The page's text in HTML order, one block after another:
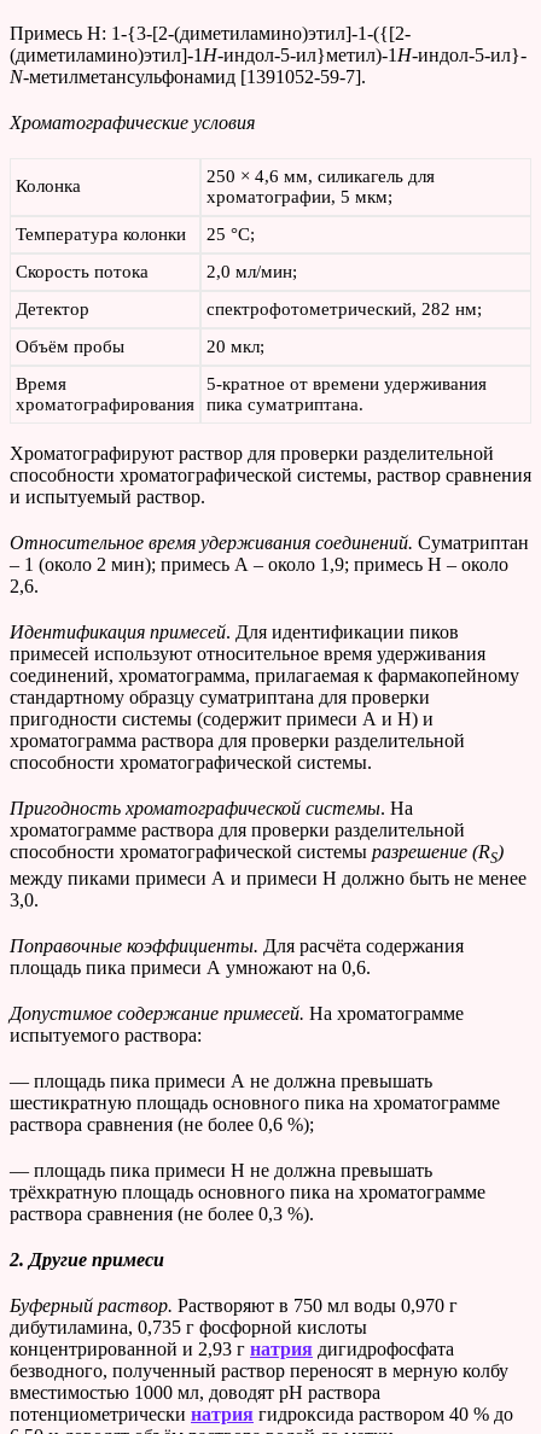
Примесь Н: 1-{3-[2-(диметиламино)этил]-1-({[2-
(диметиламино)этил]-1 H-индол-5-ил}метил)-1 H-индол-5-ил}-
N-метилметансульфонамид [1391052-59-7].
Хроматографические условия
Колонка
250 × 4,6 мм, силикагель для
хроматографии, 5 мкм;
Температура колонки
25 °С;
Скорость потока
2,0 мл/мин;
Детектор
спектрофотометрический, 282 нм;
Объём пробы
20 мкл;
Время
хроматографирования
5-кратное от времени удерживания
пика суматриптана.
Хроматографируют раствор для проверки разделительной
способности хроматографической системы, раствор сравнения
и испытуемый раствор.
Относительное время удерживания соединений. Суматриптан
– 1 (около 2 мин); примесь А – около 1,9; примесь Н – около
2,6.
Идентификация примесей. Для идентификации пиков
примесей используют относительное время удерживания
соединений, хроматограмма, прилагаемая к фармакопейному
стандартному образцу суматриптана для проверки
пригодности системы (содержит примеси А и Н) и
хроматограмма раствора для проверки разделительной
способности хроматографической системы.
Пригодность хроматографической системы. На
хроматограмме раствора для проверки разделительной
способности хроматографической системы разрешение (RS)
между пиками примеси А и примеси Н должно быть не менее
3,0.
Поправочные коэффициенты. Для расчёта содержания
площадь пика примеси А умножают на 0,6.
Допустимое содержание примесей. На хроматограмме
испытуемого раствора:
— площадь пика примеси А не должна превышать
шестикратную площадь основного пика на хроматограмме
раствора сравнения (не более 0,6 %);
— площадь пика примеси Н не должна превышать
трёхкратную площадь основного пика на хроматограмме
раствора сравнения (не более 0,3 %).
2. Другие примеси
Буферный раствор. Растворяют в 750 мл воды 0,970 г
дибутиламина, 0,735 г фосфорной кислоты
концентрированной и 2,93 г натрия дигидрофосфата
безводного, полученный раствор переносят в мерную колбу
вместимостью 1000 мл, доводят рН раствора
потенциометрически натрия гидроксида раствором 40 % до